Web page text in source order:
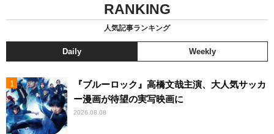
RANKING
人気記事ランキング
Daily Weekly
『ブルーロック』高橋文哉主演、大人気サッカ
ー漫画が待望の実写映画に
2026.08.08